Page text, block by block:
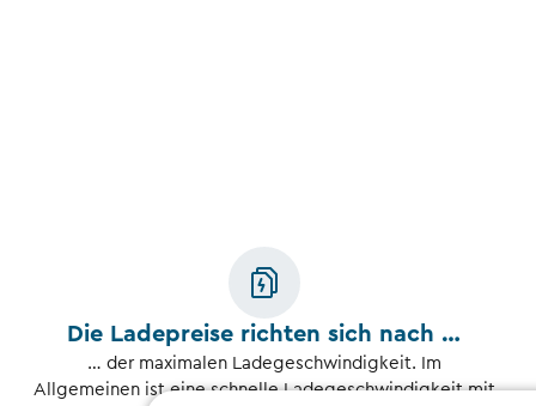
Die Ladepreise richten sich nach …
… der maximalen Ladegeschwindigkeit. Im
Allgemeinen ist eine schnelle Ladegeschwindigkeit mit